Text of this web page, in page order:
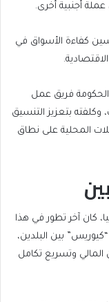
عملة أجنبية أخرى.
كفاءة الأسواق في
فريق عمل
10 وزارات ووكالات، وكلفته بتعزيز التنسيق
المحلية على نطاق
كان آخر تطور في هذا
بين البلدين،
المالي وتسريع تكامل